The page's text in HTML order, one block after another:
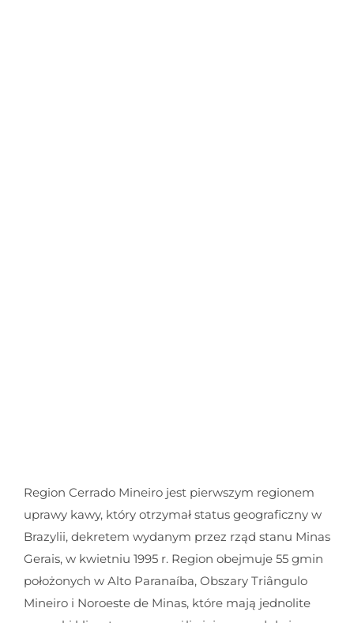
Region Cerrado Mineiro jest pierwszym regionem
uprawy kawy, który otrzymał status geograficzny w
Brazylii, dekretem wydanym przez rząd stanu Minas
Gerais, w kwietniu 1995 r. Region obejmuje 55 gmin
położonych w Alto Paranaíba, Obszary Triângulo
Mineiro i Noroeste de Minas, które mają jednolite